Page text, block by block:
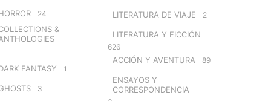
24
&
FANTASY 1
3
LITERATURA DE VIAJE 2
LITERATURA Y FICCIÓN
626
ACCIÓN Y AVENTURA 89
ENSAYOS Y
CORRESPONDENCIA